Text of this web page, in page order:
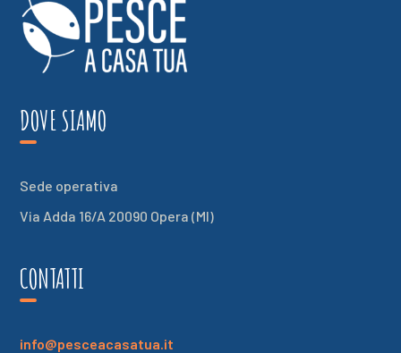
DOVE SIAMO
Sede operativa
Via Adda 16/A 20090 Opera (MI)
CONTATTI
info@pesceacasatua.it